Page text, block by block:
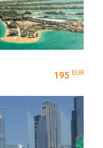
195 EUR